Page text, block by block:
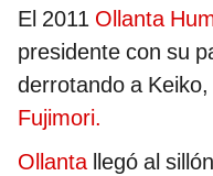
El 2011 Ollanta
presidente con su
derrotando a
Fujimori.
Ollantallegó al